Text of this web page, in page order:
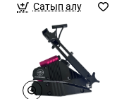
Сатып алу